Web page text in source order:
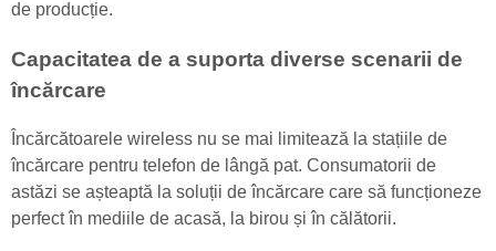
de producție.
Capacitatea de a suporta diverse scenarii de
încărcare
Încărcătoarele wireless nu se mai limitează la stațiile de
încărcare pentru telefon de lângă pat. Consumatorii de
astăzi se așteaptă la soluții de încărcare care să funcționeze
perfect în mediile de acasă, la birou și în călătorii.